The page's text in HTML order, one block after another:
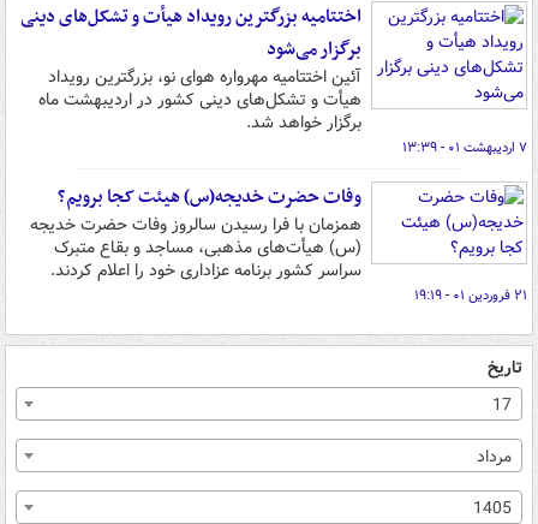
اختتامیه بزرگترین رویداد هیأت و تشکل‌های دینی
برگزار می‌شود
آئین اختتامیه مهرواره هوای نو، بزرگترین رویداد
هیأت و تشکل‌های دینی کشور در اردیبهشت ماه
برگزار خواهد شد.
۷ اردیبهشت ۰۱ - ۱۳:۳۹
وفات حضرت خدیجه(س) هیئت کجا برویم؟
همزمان با فرا رسیدن سالروز وفات حضرت خدیجه
(س) هیأت‌های مذهبی، مساجد و بقاع متبرک
سراسر کشور برنامه عزاداری خود را اعلام کردند.
۲۱ فروردین ۰۱ - ۱۹:۱۹
تاریخ
17
مرداد
1405